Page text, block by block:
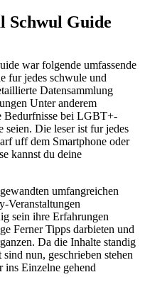
Schwul Guide
war folgende umfassende
fur jedes schwule und
Datensammlung
Unter anderem
Bedurfnisse bei LGBT+-
seien. Die leser ist fur jedes
uff dem Smartphone oder
kannst du deine
umfangreichen
Veranstaltungen
sein ihre Erfahrungen
Ferner Tipps darbieten und
Da die Inhalte standig
nun, geschrieben stehen
ins Einzelne gehend